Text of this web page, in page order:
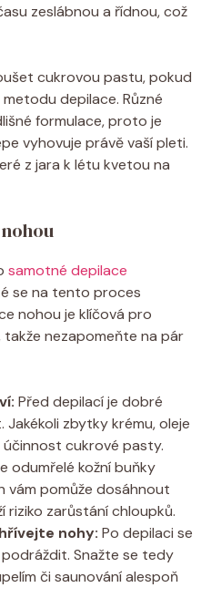
zeslábnou a řídnou, což
cukrovou pastu, pokud
depilace. Různé
formulace, proto je
vyhovuje právě vaší pleti.
z jara k létu kvetou na
samotné depilace
se na tento proces
nohou je klíčová pro
nezapomeňte na pár
Před depilací je dobré
zbytky krému, oleje
cukrové pasty.
odumřelé kožní buňky
vám pomůže dosáhnout
riziko zarůstání chloupků.
nohy: Po depilaci se
Snažte se tedy
či saunování alespoň